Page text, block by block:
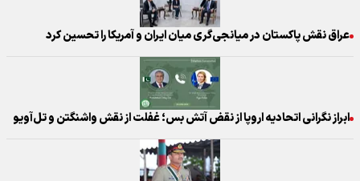
عراق نقش پاکستان در میانجی‌گری میان ایران و آمریکا را تحسین کرد
ابراز نگرانی اتحادیه اروپا از نقض آتش بس؛ غفلت از نقش واشنگتن و تل‌آویو